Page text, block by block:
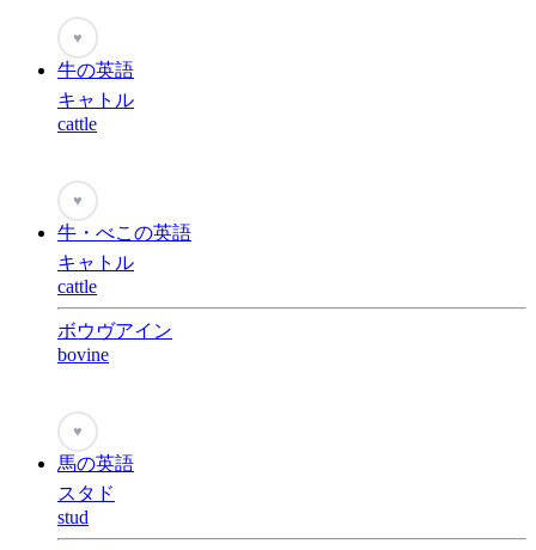
♥
牛の英語
キャトル
cattle
♥
牛・べこの英語
キャトル
cattle
ボウヴアイン
bovine
♥
馬の英語
スタド
stud